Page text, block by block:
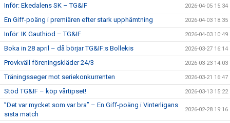
Inför: Ekedalens SK – TG&IF 2026-04-05 15:34
En Giff-poäng i premiären efter stark upphämtning 2026-04-03 18:35
Inför: IK Gauthiod – TG&IF 2026-04-03 10:49
Boka in 28 april – då börjar TG&IF:s Bollekis 2026-03-27 16:14
Provkväll föreningskläder 24/3 2026-03-23 14:03
Träningsseger mot seriekonkurrenten 2026-03-21 16:47
Stöd TG&IF – köp vårtipset! 2026-03-13 15:22
”Det var mycket som var bra” – En Giff-poäng i Vinterligans
sista match
2026-02-28 19:16